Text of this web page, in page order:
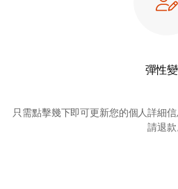
彈性
只需點擊幾下即可更新您的個人詳細
請退款